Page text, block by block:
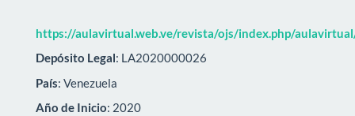
https://aulavirtual.web.ve/revista/ojs/index.php/
Depósito Legal: LA2020000026
País: Venezuela
Año de Inicio: 2020